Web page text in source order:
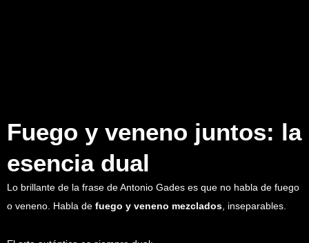
Fuego y veneno juntos: la
esencia dual
Lo brillante de la frase de Antonio Gades es que no habla de fuego
o veneno. Habla de fuego y veneno mezclados, inseparables.